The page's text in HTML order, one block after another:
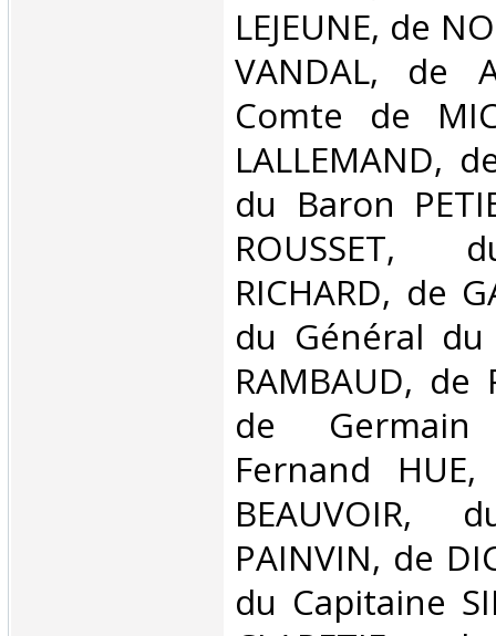
LEJEUNE, de
VANDAL, de
Comte de
LALLEMAND,
du Baron
ROUSSET,
RICHARD, de
du Général du
RAMBAUD, de
de
Fernand
BEAUVOIR,
PAINVIN, de
du Capitaine